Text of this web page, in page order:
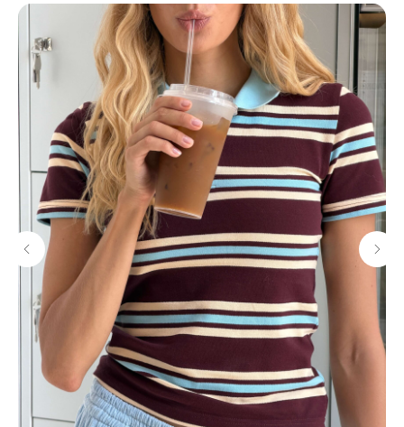
МАГАЗИНЫ
Потрогать, примерить,
ВЛЮБИТЬСЯ И КУПИТЬ
наш бренд вы можете по адресу